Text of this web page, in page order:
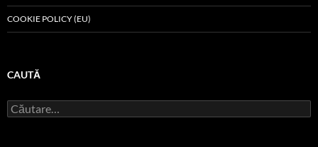
COOKIE POLICY (EU)
CAUTĂ
Caută
după: